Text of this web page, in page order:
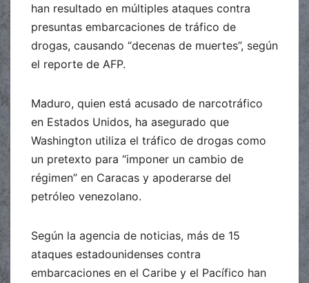
han resultado en múltiples ataques contra
presuntas embarcaciones de tráfico de
drogas, causando “decenas de muertes”, según
el reporte de AFP.
Maduro, quien está acusado de narcotráfico
en Estados Unidos, ha asegurado que
Washington utiliza el tráfico de drogas como
un pretexto para “imponer un cambio de
régimen” en Caracas y apoderarse del
petróleo venezolano.
Según la agencia de noticias, más de 15
ataques estadounidenses contra
embarcaciones en el Caribe y el Pacífico han